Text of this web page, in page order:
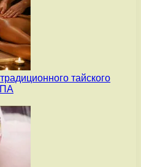
тайского